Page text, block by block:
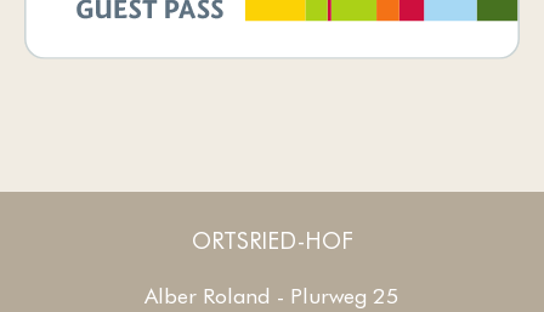
ORTSRIED-HOF
Alber Roland - Plurweg 25